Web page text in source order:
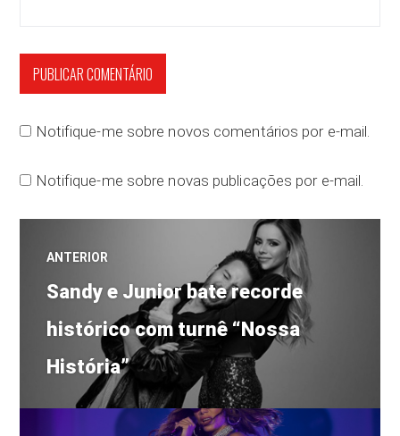
Notifique-me sobre novos comentários por e-mail.
Notifique-me sobre novas publicações por e-mail.
Navegação
de
Post
ANTERIOR
Post
anterior:
Sandy e Junior bate recorde
histórico com turnê “Nossa
História”